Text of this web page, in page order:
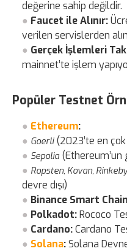
değerine sahip değildir.
Faucet ile Alınır:
verilen servislerden
Gerçek İşlemleri
mainnet’te işlem
Popüler Testnet
Ethereum:
Goerli(2023’te en
Sepolia(Ethereum’un
Ropsten, Kovan,
devre dışı)
Binance Smart
Polkadot:Rococo
Cardano:Cardano
Solana:Solana